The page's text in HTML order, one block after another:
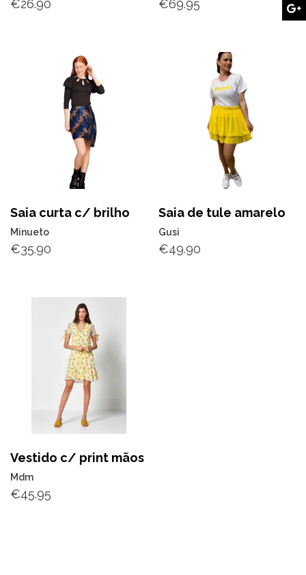
€26.90 €69.95
Saia curta c/ brilho
Minueto
€35.90
Saia de tule amarelo
Gusi
€49.90
Vestido c/ print mãos
Mdm
€45.95